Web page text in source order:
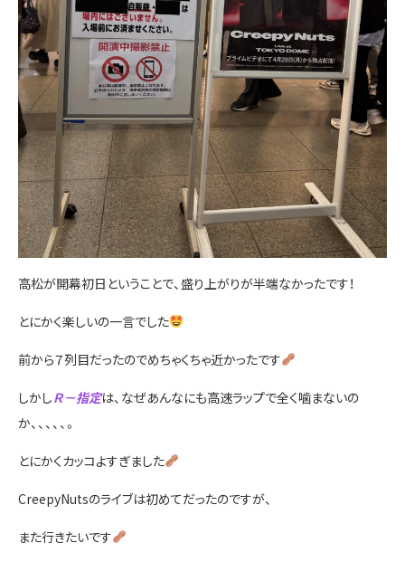
高松が開幕初日ということで、盛り上がりが半端なかったです！
とにかく楽しいの一言でした
前から７列目だったのでめちゃくちゃ近かったです
しかしＲ－指定は、なぜあんなにも高速ラップで全く噛まないの
か、、、、、。
とにかくカッコよすぎました
CreepyNutsのライブは初めてだったのですが、
また行きたいです